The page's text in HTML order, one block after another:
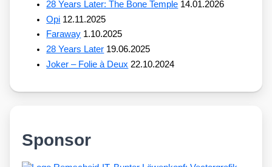
28 Years Later: The Bone Temple 14.01.2026
Opi 12.11.2025
Faraway 1.10.2025
28 Years Later 19.06.2025
Joker – Folie à Deux 22.10.2024
Sponsor